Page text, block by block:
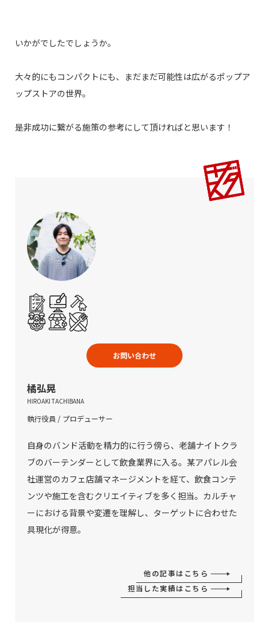
いかがでしたでしょうか。
大々的にもコンパクトにも、まだまだ可能性は広がるポップア
ップストアの世界。
是非成功に繋がる施策の参考にして頂ければと思います！
お問い合わせ
橘弘晃
HIROAKI TACHIBANA
執行役員 / プロデューサー
自身のバンド活動を精力的に行う傍ら、老舗ナイトクラ
ブのバーテンダーとして飲食業界に入る。某アパレル会
社運営のカフェ店舗マネージメントを経て、飲食コンテ
ンツや施工を含むクリエイティブを多く担当。カルチャ
ーにおける背景や変遷を理解し、ターゲットに合わせた
具現化が得意。
他の記事はこちら
担当した実績はこちら